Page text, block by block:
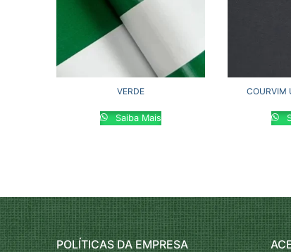
VERDE
Saiba Mais
COURVIM
POLÍTICAS DA EMPRESA